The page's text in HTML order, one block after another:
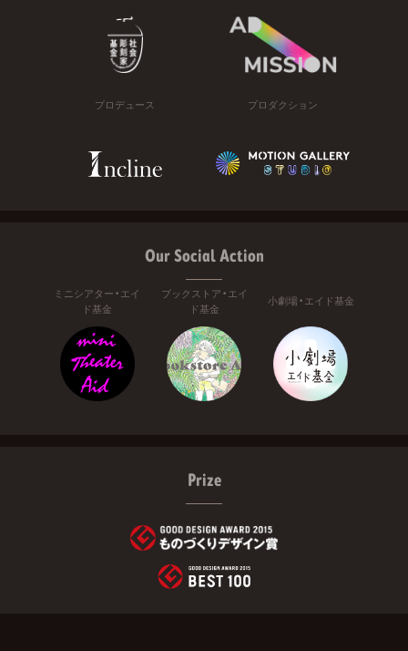
プロデュース プロダクション
Our Social Action
ミニシアター・エイ
ド基金
ブックストア・エイ
ド基金
小劇場・エイド基金
Prize